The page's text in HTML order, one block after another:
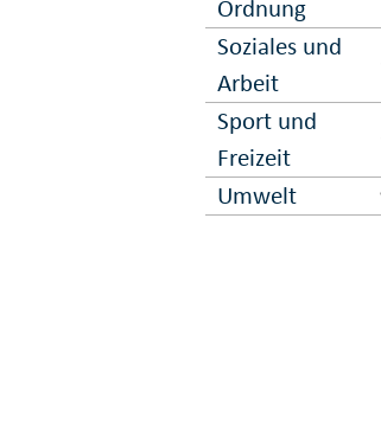
Ord­nung
Soziales und
Arbeit
Sport und
Freizeit
Umwelt